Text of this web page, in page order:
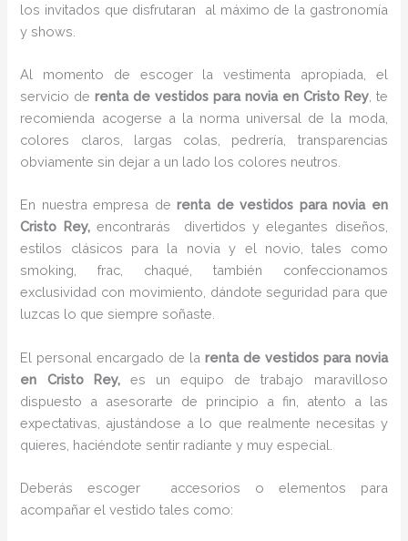
los invitados que disfrutaran al máximo de la gastronomía
y shows.
Al momento de escoger la vestimenta apropiada, el
servicio derenta de vestidos para novia en Cristo Rey, te
recomienda acogerse a la norma universal de la moda,
colores claros, largas colas, pedrería, transparencias
obviamente sin dejar a un lado los colores neutros.
En nuestra empresa derenta de vestidos para novia en
Cristo Rey,encontrarás
divertidos y elegantes diseños,
estilos clásicos para la novia y el novio, tales como
smoking, frac, chaqué, también confeccionamos
exclusividad con movimiento, dándote seguridad para que
luzcas lo que siempre soñaste.
El personal encargado de la renta de vestidos para novia
en Cristo Rey,es un equipo de trabajo maravilloso
dispuesto a asesorarte de principio a fin, atento a las
expectativas, ajustándose a lo que realmente necesitas y
quieres, haciéndote sentir radiante y muy especial.
Deberás escoger accesorios o elementos para
acompañar el vestido tales como: